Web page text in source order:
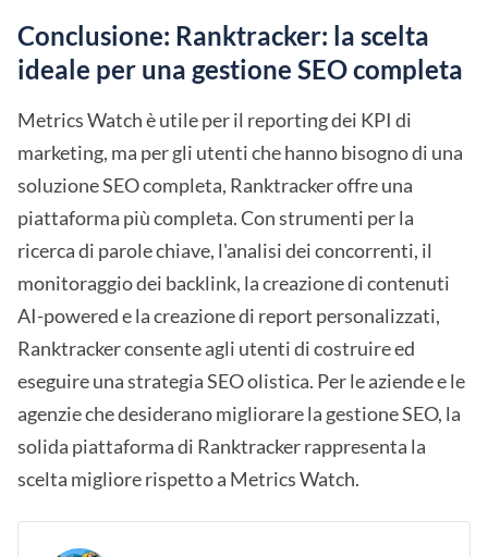
Conclusione: Ranktracker: la scelta
ideale per una gestione SEO completa
Metrics Watch è utile per il reporting dei KPI di
marketing, ma per gli utenti che hanno bisogno di una
soluzione SEO completa, Ranktracker offre una
piattaforma più completa. Con strumenti per la
ricerca di parole chiave, l'analisi dei concorrenti, il
monitoraggio dei backlink, la creazione di contenuti
AI-powered e la creazione di report personalizzati,
Ranktracker consente agli utenti di costruire ed
eseguire una strategia SEO olistica. Per le aziende e le
agenzie che desiderano migliorare la gestione SEO, la
solida piattaforma di Ranktracker rappresenta la
scelta migliore rispetto a Metrics Watch.